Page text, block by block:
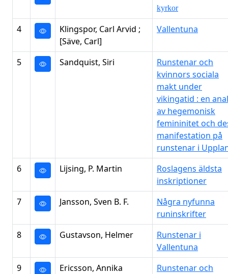
kyrkor
4
Klingspor, Carl Arvid ;
[Säve, Carl]
Vallentuna
5 Sandquist, Siri
Runstenar och
kvinnors sociala
makt under
vikingatid : en
av hegemonisk
femininitet och
manifestation på
runstenar i
6
Lijsing, P. Martin
Roslagens äldsta
inskriptioner
7
Jansson, Sven B. F.
Några nyfunna
runinskrifter
8
Gustavson, Helmer
Runstenar i
Vallentuna
9
Ericsson, Annika
Runstenar och